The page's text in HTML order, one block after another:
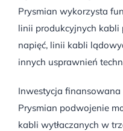
Prysmian wykorzysta
linii produkcyjnych kabli
napięć, linii kabli
innych usprawnień
Inwestycja
Prysmian podwojenie
kabli wytłaczanych w